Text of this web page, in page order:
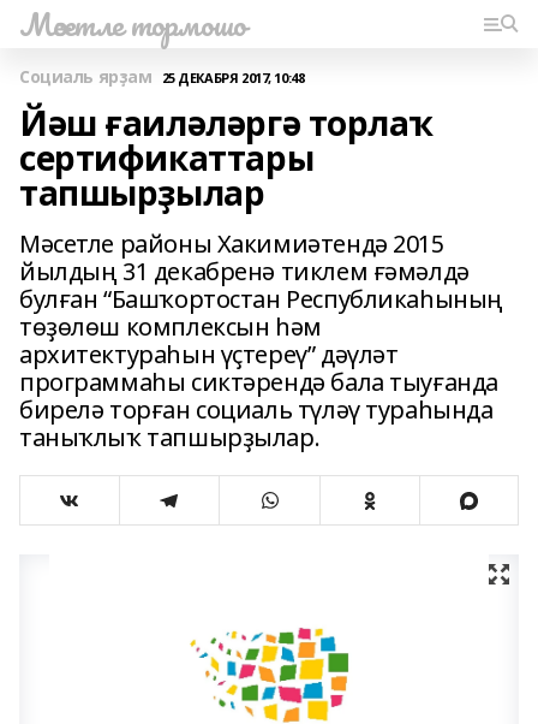
Мәсетле тормошо
Социаль ярҙам 25 ДЕКАБРЯ 2017, 10:48
Йәш ғаиләләргә торлаҡ
сертификаттары
тапшырҙылар
Мәсетле районы Хакимиәтендә 2015
йылдың 31 декабренә тиклем ғәмәлдә
булған “Башҡортостан Республикаһының
төҙөлөш комплексын һәм
архитектураһын үҫтереү” дәүләт
программаһы сиктәрендә бала тыуғанда
бирелә торған социаль түләү тураһында
таныҡлыҡ тапшырҙылар.